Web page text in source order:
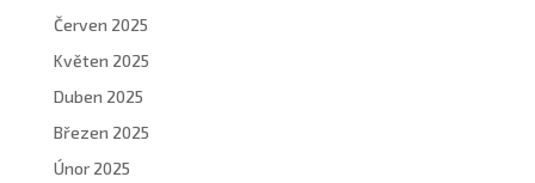
Červen 2025
Květen 2025
Duben 2025
Březen 2025
Únor 2025